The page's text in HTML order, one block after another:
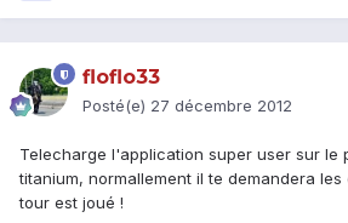
floflo33
Posté(e) 27 décembre 2012
Telecharge l'application super user sur le
titanium, normallement il te demandera
tour est joué !